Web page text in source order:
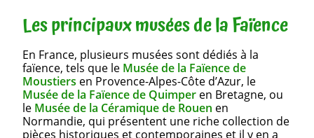
Les principaux musées de la Faïence
En France, plusieurs musées sont dédiés à la
faïence, tels que le Musée de la Faïence de
Moustiers en Provence-Alpes-Côte d’Azur, le
Musée de la Faïence de Quimper en Bretagne, ou
le Musée de la Céramique de Rouen en
Normandie, qui présentent une riche collection de
pièces historiques et contemporaines et il y en a